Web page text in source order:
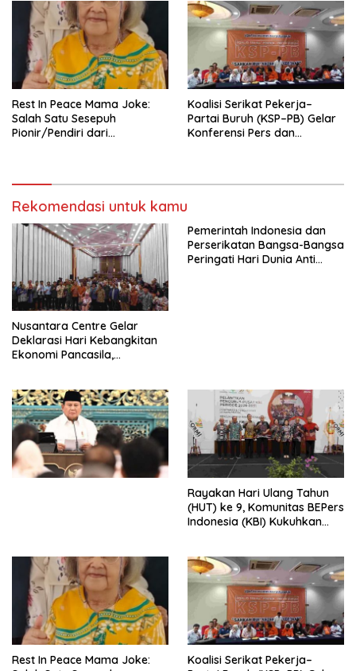
Tema: “Penguatan dan
Pengembangan Organisasi
KBI yang Berbasis Riset di
seluruh Indonesia dan
Mancanegara”.
Rest In Peace Mama Joke:
Salah Satu Sesepuh
Pionir/Pendiri dari
Kasih Allah.
Koalisi Serikat Pekerja–
Partai Buruh (KSP–PB) Gelar
Konferensi Pers dan
RUU Ketenagakerjaan Baru.
Rekomendasi untuk kamu
Nusantara Centre Gelar
Deklarasi Hari Kebangkitan
Ekonomi Pancasila,
Penjajahan (Pergolakan
Ekonomi Politik Indonesia) &
Simposium Nasional “Urgensi
Undang-Undang
Perekonomian Nasional dan
Kesejahteraan Sosial dalam
Pemerintah Indonesia dan
Perserikatan Bangsa-Bangsa
Peringati Hari Dunia Anti
Rayakan Hari Ulang Tahun
(HUT) ke 9, Komunitas BEPers
Indonesia (KBI) Kukuhkan
Tema: “Penguatan dan
Pengembangan Organisasi
KBI yang Berbasis Riset di
seluruh Indonesia dan
Mancanegara”.
Rest In Peace Mama Joke:
Koalisi Serikat Pekerja–